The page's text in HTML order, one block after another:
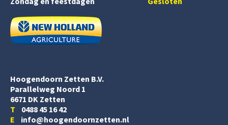
Hoogendoorn Zetten B.V.
Parallelweg Noord 1
6671 DK Zetten
T 0488 45 16 42
E info@hoogendoornzetten.nl